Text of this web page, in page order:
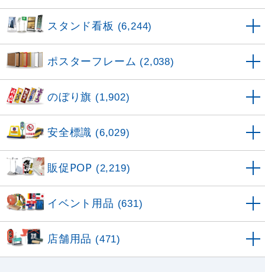
スタンド看板 (6,244)
ポスターフレーム (2,038)
のぼり旗 (1,902)
安全標識 (6,029)
販促POP (2,219)
イベント用品 (631)
店舗用品 (471)